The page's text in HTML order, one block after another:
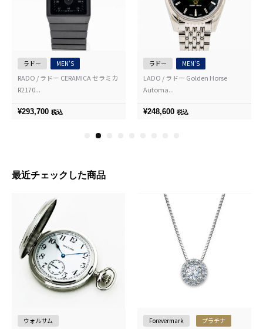
ラドー MEN'S
RADO / ラドー CERAMICA セラミカ
R2170...
¥293,700 税込
ラドー MEN'S
LADO / ラドー Golden Horse
Automa...
¥248,600 税込
5
最近チェックした商品
ウォルサム Forevermark プラチナ